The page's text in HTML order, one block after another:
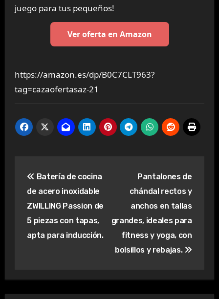
juego para tus pequeños!
Ver oferta en Amazon
https://amazon.es/dp/B0C7CLT963?
tag=cazaofertasaz-21
de
entradas
Batería de cocina
de acero inoxidable
ZWILLING Passion de
5 piezas con tapas,
apta para inducción.
Pantalones de
chándal rectos y
anchos en tallas
grandes, ideales para
fitness y yoga, con
bolsillos y rebajas.